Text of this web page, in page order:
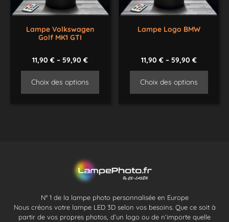
Lampe Volkswagen
Golf MK1 GTI
11,90€ –59,90€
Choix des options
Lampe Logo BMW
11,90 €– 59,90 €
Choix des options
N° 1 de la lampe photo personnalisée en Europe
Nous créons votre lampe LED 3D selon vos besoins. Que ce soit à
partir de vos propres photos, d’un logo ou de n’importe quelle